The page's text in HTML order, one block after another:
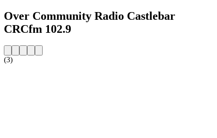
Over Community Radio Castlebar
CRCfm 102.9
(3)